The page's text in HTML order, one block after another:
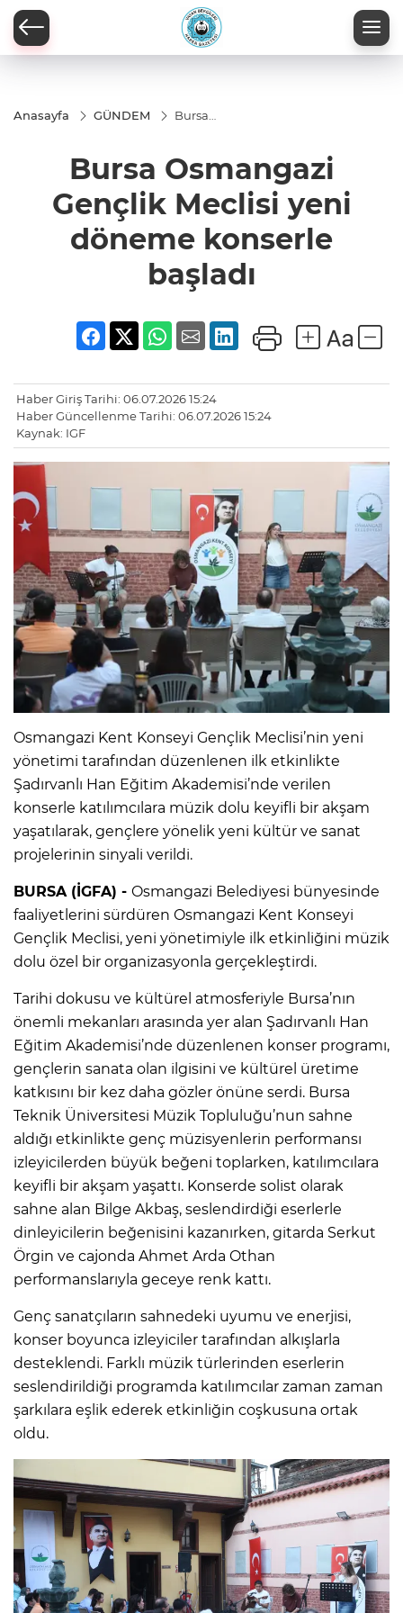
Anasayfa GÜNDEM
Bursa
Meclisi yeni
döneme
başladı
Bursa Osmangazi
Gençlik Meclisi yeni
döneme konserle
başladı
Haber Giriş Tarihi: 06.07.2026 15:24
Haber Güncellenme Tarihi: 06.07.2026 15:24
Kaynak: IGF
Osmangazi Kent Konseyi Gençlik Meclisi’nin yeni
yönetimi tarafından düzenlenen ilk etkinlikte
Şadırvanlı Han Eğitim Akademisi’nde verilen
konserle katılımcılara müzik dolu keyifli bir akşam
yaşatılarak, gençlere yönelik yeni kültür ve sanat
projelerinin sinyali verildi.
BURSA (İGFA) - Osmangazi Belediyesi bünyesinde
faaliyetlerini sürdüren Osmangazi Kent Konseyi
Gençlik Meclisi, yeni yönetimiyle ilk etkinliğini müzik
dolu özel bir organizasyonla gerçekleştirdi.
Tarihi dokusu ve kültürel atmosferiyle Bursa’nın
önemli mekanları arasında yer alan Şadırvanlı Han
Eğitim Akademisi’nde düzenlenen konser programı,
gençlerin sanata olan ilgisini ve kültürel üretime
katkısını bir kez daha gözler önüne serdi. Bursa
Teknik Üniversitesi Müzik Topluluğu’nun sahne
aldığı etkinlikte genç müzisyenlerin performansı
izleyicilerden büyük beğeni toplarken, katılımcılara
keyifli bir akşam yaşattı. Konserde solist olarak
sahne alan Bilge Akbaş, seslendirdiği eserlerle
dinleyicilerin beğenisini kazanırken, gitarda Serkut
Örgin ve cajonda Ahmet Arda Othan
performanslarıyla geceye renk kattı.
Genç sanatçıların sahnedeki uyumu ve enerjisi,
konser boyunca izleyiciler tarafından alkışlarla
desteklendi. Farklı müzik türlerinden eserlerin
seslendirildiği programda katılımcılar zaman zaman
şarkılara eşlik ederek etkinliğin coşkusuna ortak
oldu.